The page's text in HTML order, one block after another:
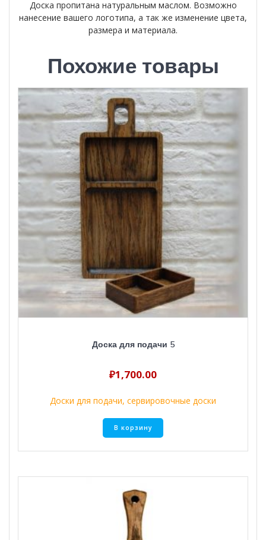
Доска пропитана натуральным маслом. Возможно
нанесение вашего логотипа, а так же изменение цвета,
размера и материала.
Похожие товары
Доска для подачи 5
₽1,700.00
Доски для подачи, сервировочные доски
В корзину